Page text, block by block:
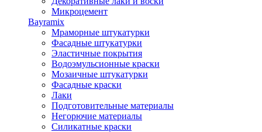
Микроцемент
Bayramix
Мраморные штукатурки
Фасадные штукатурки
Эластичные покрытия
Водоэмульсионные краски
Мозаичные штукатурки
Фасадные краски
Лаки
Подготовительные материалы
Негорючие материалы
Силикатные краски